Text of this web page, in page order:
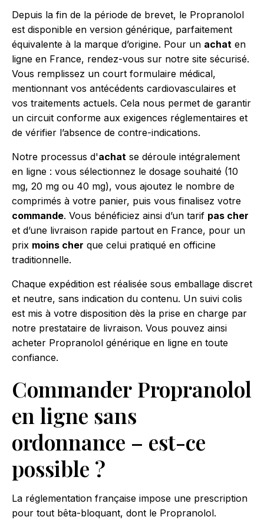
Depuis la fin de la période de brevet, le Propranolol
est disponible en version générique, parfaitement
équivalente à la marque d’origine. Pour un achat en
ligne en France, rendez-vous sur notre site sécurisé.
Vous remplissez un court formulaire médical,
mentionnant vos antécédents cardiovasculaires et
vos traitements actuels. Cela nous permet de garantir
un circuit conforme aux exigences réglementaires et
de vérifier l’absence de contre-indications.
Notre processus d'achat se déroule intégralement
en ligne : vous sélectionnez le dosage souhaité (10
mg, 20 mg ou 40 mg), vous ajoutez le nombre de
comprimés à votre panier, puis vous finalisez votre
commande. Vous bénéficiez ainsi d’un tarif pas cher
et d’une livraison rapide partout en France, pour un
prix moins cher que celui pratiqué en officine
traditionnelle.
Chaque expédition est réalisée sous emballage discret
et neutre, sans indication du contenu. Un suivi colis
est mis à votre disposition dès la prise en charge par
notre prestataire de livraison. Vous pouvez ainsi
acheter Propranolol générique en ligne en toute
confiance.
Commander Propranolol
en ligne sans
ordonnance – est-ce
possible ?
La réglementation française impose une prescription
pour tout bêta-bloquant, dont le Propranolol.